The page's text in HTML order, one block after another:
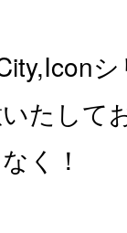
たして
く！